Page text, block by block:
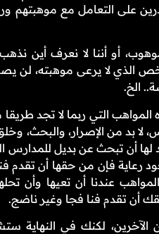
على التعامل مع موهبتهم
أو أننا لا نعرف أين
الذي لا يرعى موهبته، لن
الخ.
المواهب التي ربما لا تجد
لا بد من الإصرار، والبحث،
لها أن تبحث عن بديل
رعاية فإن من حقها أن تقدم
عندنا أن تعيها وأن
أن تقدم فنا فجا وغير ناضج.
لكنك في النهاية